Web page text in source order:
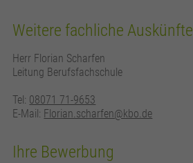
Weitere fachliche Auskünfte
Herr Florian Scharfen
Leitung Berufsfachschule
Tel: 08071 71-9653
E-Mail: Florian.scharfen@kbo.de
Ihre Bewerbung